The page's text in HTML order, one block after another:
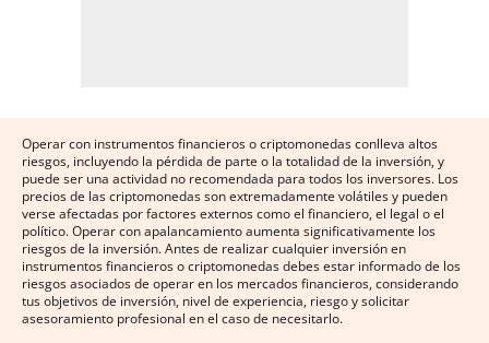
Operar con instrumentos financieros o criptomonedas conlleva altos
riesgos, incluyendo la pérdida de parte o la totalidad de la inversión, y
puede ser una actividad no recomendada para todos los inversores. Los
precios de las criptomonedas son extremadamente volátiles y pueden
verse afectadas por factores externos como el financiero, el legal o el
político. Operar con apalancamiento aumenta significativamente los
riesgos de la inversión. Antes de realizar cualquier inversión en
instrumentos financieros o criptomonedas debes estar informado de los
riesgos asociados de operar en los mercados financieros, considerando
tus objetivos de inversión, nivel de experiencia, riesgo y solicitar
asesoramiento profesional en el caso de necesitarlo.